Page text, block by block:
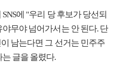
에 "우리 당 후보가 당선되
무야 넘어가서는 안 된다. 단
남는다면 그 선거는 민주주
글을 올렸다.